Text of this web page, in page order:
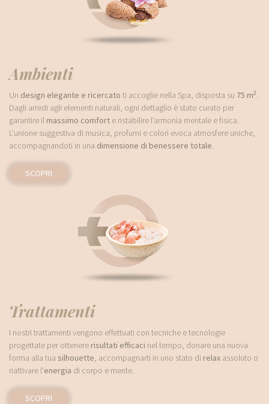
Ambienti
Un design elegante e ricercato ti accoglie nella Spa, disposta su 75 m2.
Dagli arredi agli elementi naturali, ogni dettaglio è stato curato per
garantire il massimo comfort e ristabilire l’armonia mentale e fisica.
L’unione suggestiva di musica, profumi e colori evoca atmosfere uniche,
accompagnandoti in una dimensione di benessere totale.
SCOPRI
Trattamenti
I nostri trattamenti vengono effettuati con tecniche e tecnologie
progettate per ottenere risultati efficaci nel tempo, donare una nuova
forma alla tua silhouette, accompagnarti in uno stato di relax assoluto o
riattivare l’energia di corpo e mente.
SCOPRI